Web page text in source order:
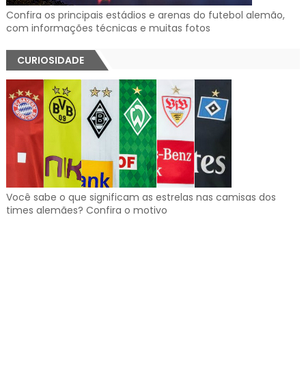
Confira os principais estádios e arenas do futebol alemão,
com informações técnicas e muitas fotos
CURIOSIDADE
Você sabe o que significam as estrelas nas camisas dos
times alemães? Confira o motivo